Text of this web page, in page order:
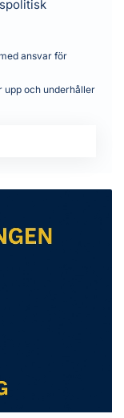
ansvar för
upp och underhåller